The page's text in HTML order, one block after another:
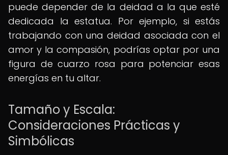
puede depender de la deidad a la que esté
dedicada la estatua. Por ejemplo, si estás
trabajando con una deidad asociada con el
amor y la compasión, podrías optar por una
figura de cuarzo rosa para potenciar esas
energías en tu altar.
Tamaño y Escala:
Consideraciones Prácticas y
Simbólicas